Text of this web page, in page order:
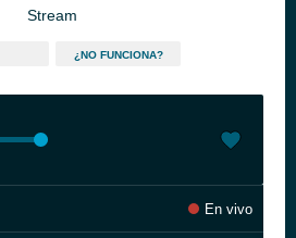
Stream
¿NO FUNCIONA?
En vivo